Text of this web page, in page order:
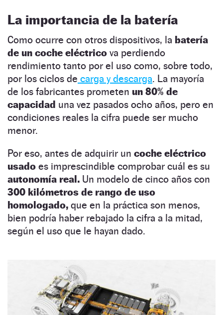
La importancia de la batería
Como ocurre con otros dispositivos, la batería
de un coche eléctrico va perdiendo
rendimiento tanto por el uso como, sobre todo,
por los ciclos de carga y descarga. La mayoría
de los fabricantes prometen un 80% de
capacidad una vez pasados ocho años, pero en
condiciones reales la cifra puede ser mucho
menor.
Por eso, antes de adquirir un coche eléctrico
usado es imprescindible comprobar cuál es su
autonomía real. Un modelo de cinco años con
300 kilómetros de rango de uso
homologado, que en la práctica son menos,
bien podría haber rebajado la cifra a la mitad,
según el uso que le hayan dado.